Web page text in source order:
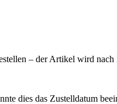
– der Artikel wird nach
dies das Zustelldatum